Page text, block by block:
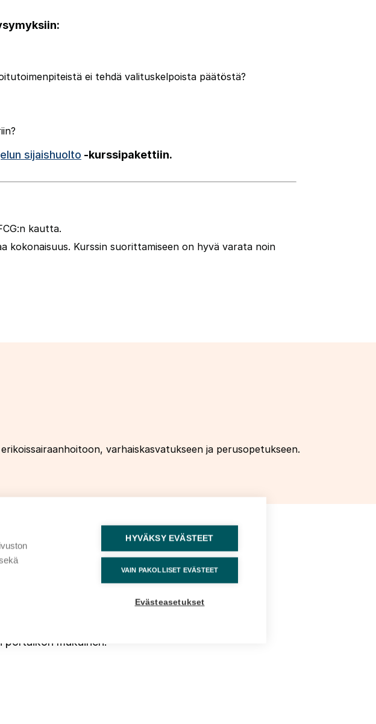
ei tehdä valituskelpoista päätöstä?
sijaishuolto -kurssipakettiin.
kautta.
kokonaisuus. Kurssin suorittamiseen on hyvä varata noin
varhaiskasvatukseen ja perusopetukseen.
portaikon mukainen:
HYVÄKSY EVÄSTEET
VAIN PAKOLLISET EVÄSTEET
Evästeasetukset